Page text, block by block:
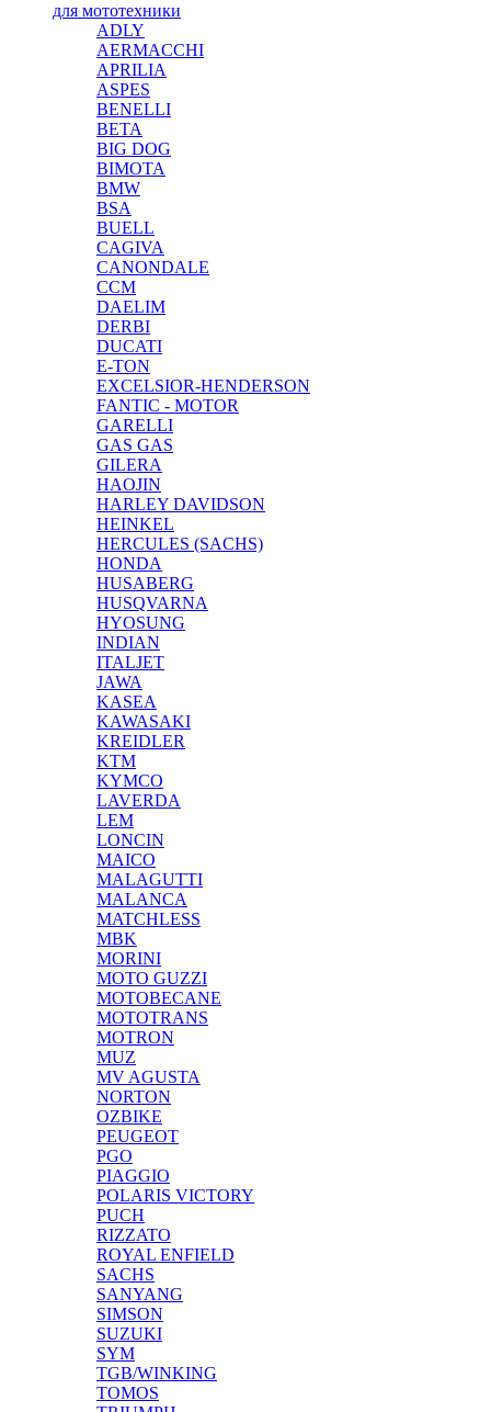
для мототехники
ADLY
AERMACCHI
APRILIA
ASPES
BENELLI
BETA
BIG DOG
BIMOTA
BMW
BSA
BUELL
CAGIVA
CANONDALE
CCM
DAELIM
DERBI
DUCATI
E-TON
EXCELSIOR-HENDERSON
FANTIC - MOTOR
GARELLI
GAS GAS
GILERA
HAOJIN
HARLEY DAVIDSON
HEINKEL
HERCULES (SACHS)
HONDA
HUSABERG
HUSQVARNA
HYOSUNG
INDIAN
ITALJET
JAWA
KASEA
KAWASAKI
KREIDLER
KTM
KYMCO
LAVERDA
LEM
LONCIN
MAICO
MALAGUTTI
MALANCA
MATCHLESS
MBK
MORINI
MOTO GUZZI
MOTOBECANE
MOTOTRANS
MOTRON
MUZ
MV AGUSTA
NORTON
OZBIKE
PEUGEOT
PGO
PIAGGIO
POLARIS VICTORY
PUCH
RIZZATO
ROYAL ENFIELD
SACHS
SANYANG
SIMSON
SUZUKI
SYM
TGB/WINKING
TOMOS